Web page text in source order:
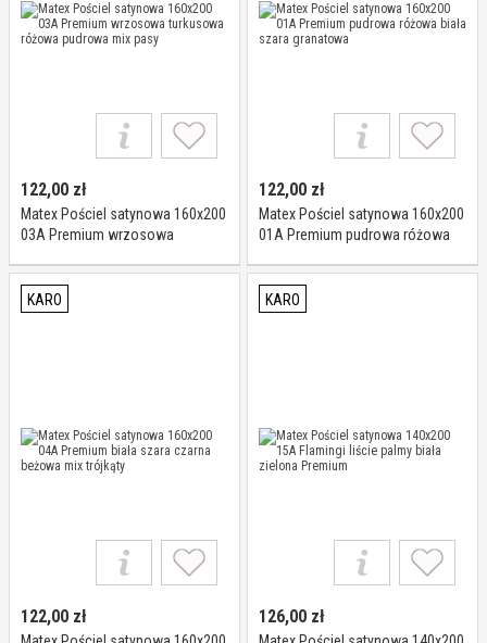
122,00 zł
Matex Pościel satynowa 160x200
03A Premium wrzosowa
pasy
122,00 zł
Matex Pościel satynowa 160x200
01A Premium pudrowa różowa
KARO
122,00 zł
KARO
126,00 zł